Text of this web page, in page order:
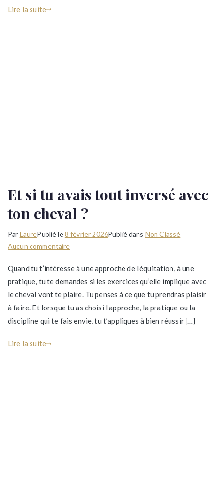
étapes
Lire la suite
Et si tu avais tout inversé avec
ton cheval ?
Par LaurePublié le8 février 2026Publié dans Non Classé
Aucun commentairesur
si
tu
avais
tout
inversé
?
Quand tu t’intéresse à une approche de l’équitation, à une
pratique, tu te demandes si les exercices qu’elle implique avec
le cheval vont te plaire. Tu penses à ce que tu prendras plaisir
à faire. Et lorsque tu as choisi l’approche, la pratique ou la
discipline qui te fais envie, tu t’appliques à bien réussir […]
Lire la suite